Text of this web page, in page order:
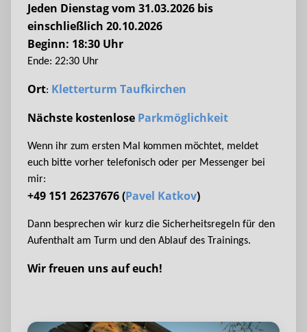
Jeden Dienstag vom 31.03.2026 bis
einschließlich 20.10.2026
Beginn: 18:30 Uhr
Ende: 22:30 Uhr
Ort: Kletterturm Taufkirchen
Nächste kostenlose Parkmöglichkeit
Wenn ihr zum ersten Mal kommen möchtet, meldet
euch bitte vorher telefonisch oder per Messenger bei
mir:
+49 151 26237676 (Pavel Katkov)
Dann besprechen wir kurz die Sicherheitsregeln für den
Aufenthalt am Turm und den Ablauf des Trainings.
Wir freuen uns auf euch!